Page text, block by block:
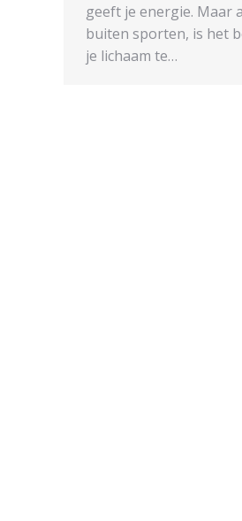
geeft je energie. Maar
buiten sporten, is het
je lichaam te…